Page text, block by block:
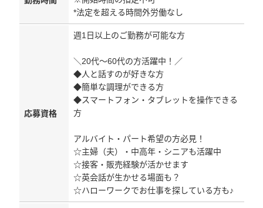
*法定を超える時間外労働なし
応募資格
週1日以上のご勤務が可能な方
＼20代～60代の方活躍中！／
◆人と話すのが好きな方
◆簡単な調理ができる方
◆スマートフォン・タブレットを操作できる
方
アルバイト・パート希望の方必見！
☆主婦（夫）・中高年・シニアも活躍中
☆接客・販売経験が活かせます
☆英会話が生かせる場面も？
☆ハローワークでお仕事を探している方も♪